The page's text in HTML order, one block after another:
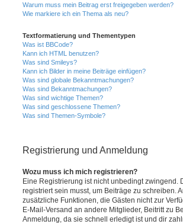
Warum muss mein Beitrag erst freigegeben werden?
Wie markiere ich ein Thema als neu?
Textformatierung und Thementypen
Was ist BBCode?
Kann ich HTML benutzen?
Was sind Smileys?
Kann ich Bilder in meine Beiträge einfügen?
Was sind globale Bekanntmachungen?
Was sind Bekanntmachungen?
Was sind wichtige Themen?
Was sind geschlossene Themen?
Was sind Themen-Symbole?
Registrierung und Anmeldung
Wozu muss ich mich registrieren?
Eine Registrierung ist nicht unbedingt zwingend.
registriert sein musst, um Beiträge zu schreiben.
zusätzliche Funktionen, die Gästen nicht zur
E-Mail-Versand an andere Mitglieder, Beitritt zu
Anmeldung, da sie schnell erledigt ist und dir